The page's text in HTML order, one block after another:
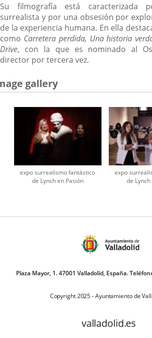
Su filmografía está caracterizada
surrealista y por una obsesión por
de la experiencia humana. En ella
como Carretera perdida, Una historia
Drive, con la que es nominado al
director por tercera vez.
gallery
expo surrealismo fantástico
de Lynch en Pasión
expo
de
Plaza Mayor, 1. 47001 Valladolid, España.
Copyright 2025 - Ayuntamiento de
valladolid.es